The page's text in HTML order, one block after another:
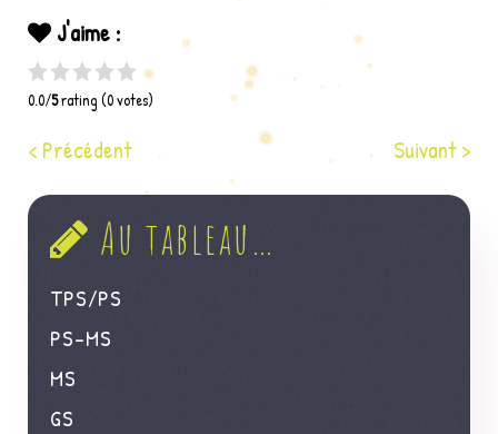
J'aime :
0.0/5rating (0 votes)
< Précédent Suivant >
Au tableau…
TPS/PS
PS-MS
MS
GS